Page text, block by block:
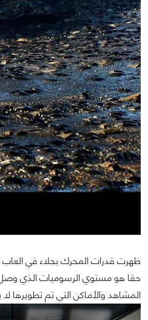
المشاهد والأماكن التي تم تطويرها